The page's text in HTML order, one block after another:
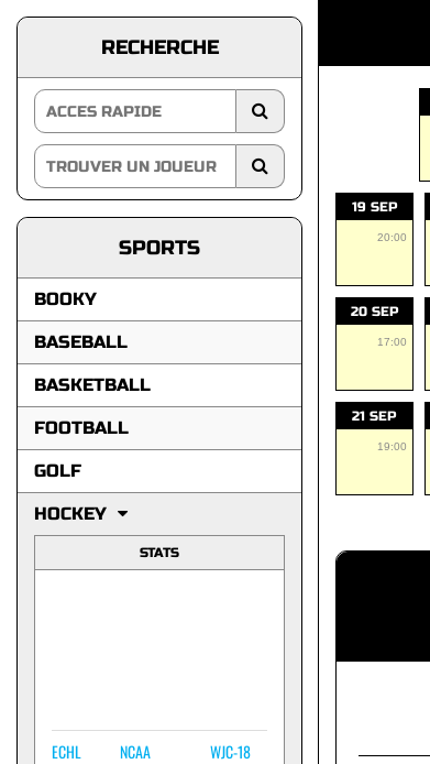
RECHERCHE
SPORTS
BOOKY
BASEBALL
BASKETBALL
FOOTBALL
GOLF
HOCKEY
STATS
ECHL
NCAA
WJC-18
19 SEP
20:00
20 SEP
17:00
21 SEP
19:00